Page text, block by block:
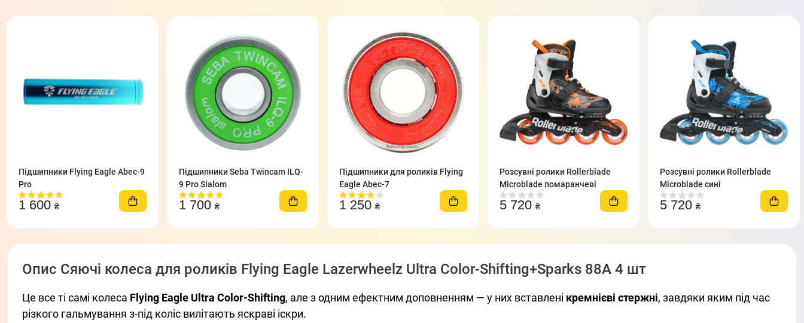
Підшипники Flying Eagle Abec-9
Pro
1 600 ₴
Підшипники Seba Twincam ILQ-
9 Pro Slalom
1 700 ₴
Підшипники для роликів Flying
Eagle Abec-7
1 250 ₴
Розсувні ролики Rollerblade
Microblade помаранчеві
5 720 ₴
Розсувні ролики Rollerblade
Microblade сині
5 720 ₴
Опис Сяючі колеса для роликів Flying Eagle Lazerwheelz Ultra Color-Shifting+Sparks 88A 4 шт
Це все ті самі колеса Flying Eagle Ultra Color-Shifting, але з одним ефектним доповненням — у них вставлені кремнієві стержні, завдяки яким під час
різкого гальмування з-під коліс вилітають яскраві іскри.